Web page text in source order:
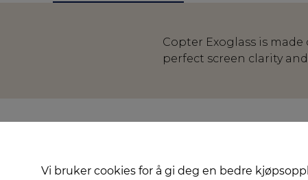
Vi bruker cookies for å gi deg en bedre
Copter Exoglass is
perfect screen clarity